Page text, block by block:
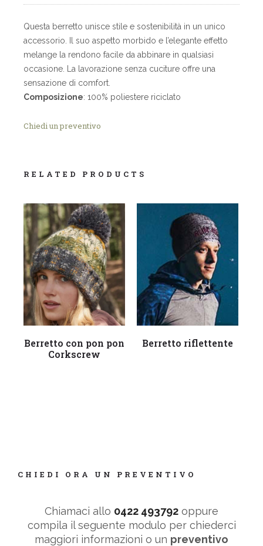
Questa berretto unisce stile e sostenibilità in un unico
accessorio. Il suo aspetto morbido e l’elegante effetto
melange la rendono facile da abbinare in qualsiasi
occasione. La lavorazione senza cuciture offre una
sensazione di comfort.
Composizione: 100% poliestere riciclato
Chiedi un preventivo
RELATED PRODUCTS
Leggi tutto
Berretto con pon pon
Corkscrew
Leggi tutto
Berretto riflettente
CHIEDI ORA UN PREVENTIVO
Chiamaci allo 0422 493792 oppure
compila il seguente modulo per chiederci
maggiori informazioni o un preventivo